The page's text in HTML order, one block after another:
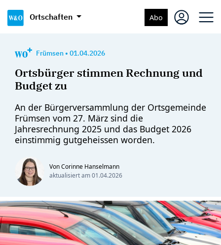
Ortschaften Abo
Frümsen • 01.04.2026
Ortsbürger stimmen Rechnung und
Budget zu
An der Bürgerversammlung der Ortsgemeinde
Frümsen vom 27. März sind die
Jahresrechnung 2025 und das Budget 2026
einstimmig gutgeheissen worden.
Von Corinne Hanselmann
aktualisiert am01.04.2026